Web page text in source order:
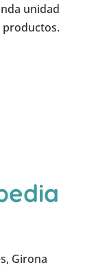
unidad
productos.
Girona